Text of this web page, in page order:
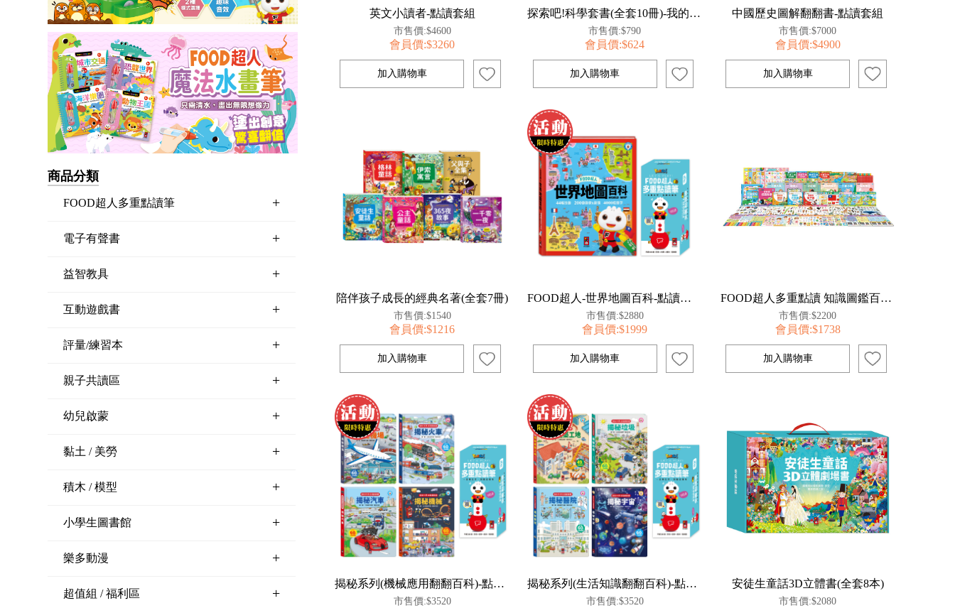
商品分類
FOOD超人多重點讀筆 +
電子有聲書 +
益智教具 +
互動遊戲書 +
評量/練習本 +
親子共讀區 +
幼兒啟蒙 +
黏土 / 美勞 +
積木 / 模型 +
小學生圖書館 +
樂多動漫 +
超值組 / 福利區 +
英文小讀者-點讀套組
市售價:$4600
會員價:$3260
探索吧!科學套書(全套10冊)-我的第一本科學繪本
市售價:$790
會員價:$624
中國歷史圖解翻翻書-點讀套組
市售價:$7000
會員價:$4900
陪伴孩子成長的經典名著(全套7冊)
市售價:$1540
會員價:$1216
FOOD超人-世界地圖百科-點讀套組
市售價:$2880
會員價:$1999
FOOD超人多重點讀 知識圖鑑百科51件組(不含點讀筆)
市售價:$2200
會員價:$1738
揭秘系列(機械應用翻翻百科)-點讀套組
市售價:$3520
揭秘系列(生活知識翻翻百科)-點讀套組
市售價:$3520
安徒生童話3D立體書(全套8本)
市售價:$2080